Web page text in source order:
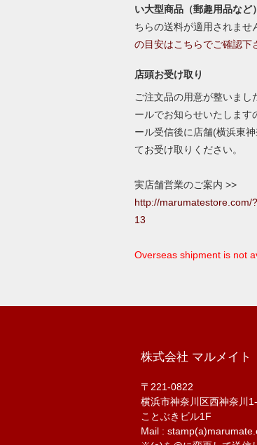
い大型商品（郵趣用品など）
ちらの送料が適用されませ
の目安はこちらでご確認下
店頭お受け取り
ご注文品の用意が整いまし
ールでお知らせいたします
ール受信後に店舗(横浜東
てお受け取りください。
実店舗営業のご案内 >>
http://marumatestore.com/
13
Overseas shipment is not
株式会社 マルメイト
〒221-0822
横浜市神奈川区西神奈川
ことぶきビル1F
Mail :